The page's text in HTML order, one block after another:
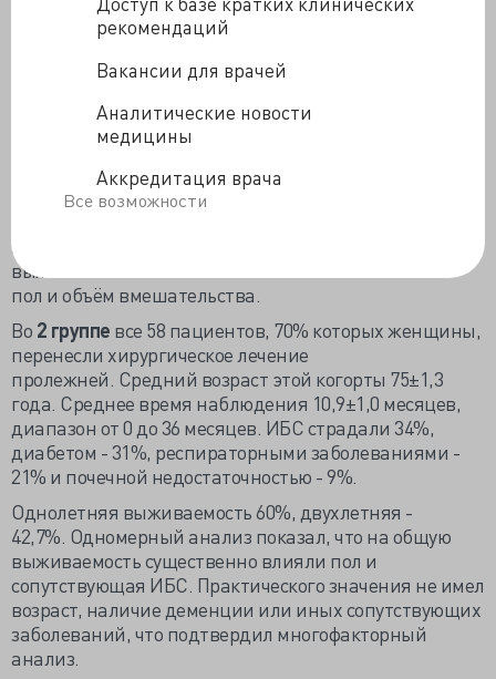
рекомендаций
Вакансии для врачей
Аналитические новости
медицины
Аккредитация врача
Все возможности
1 группувключено 153 пациента среднего возраст
72,9±1,1 лет, усреднённый период наблюдения
14,5±0,6 месяцев в диапазоне от 0 до 24 месяцев.
Выполнены: обработка пролежней, ампутации,
гастростома, установка внутривенных катетеров,
операции на молочной железе, холецистэктомия,
Общая 30-дневная летальность вне зависимости от
выживаемость по Kaplan-Meier - 46%, двухлетняя
выживаемость - 33%. На выживаемость не влияли
пол и объём вмешательства.
Во 2 группе все 58 пациентов, 70% которых женщины,
перенесли хирургическое лечение
пролежней. Средний возраст этой когорты 75±1,3
года. Среднее время наблюдения 10,9±1,0 месяцев,
диапазон от 0 до 36 месяцев. ИБС страдали 34%,
диабетом - 31%, респираторными заболеваниями -
21% и почечной недостаточностью - 9%.
Однолетняя выживаемость 60%, двухлетняя -
42,7%. Одномерный анализ показал, что на общую
выживаемость существенно влияли пол и
сопутствующая ИБС. Практического значения не имел
возраст, наличие деменции или иных сопутствующих
заболеваний, что подтвердил многофакторный
анализ.